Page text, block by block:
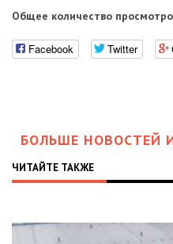
Общее количество
Facebook Twitter
БОЛЬШЕ НОВОСТЕЙ
ЧИТАЙТЕ ТАКЖЕ